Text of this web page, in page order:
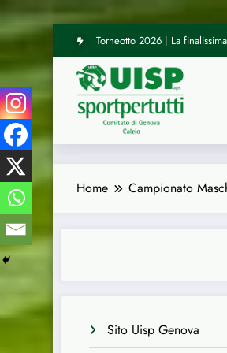
al
contenuto
UISP Genova | Tre arbitri del
Home Campionato
Sito Uisp Genova